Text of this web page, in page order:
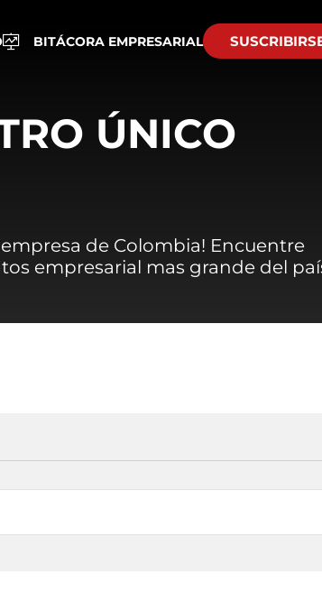
BITÁCORA EMPRESARIAL
ÚNICO
de Colombia! Encuentre
empresarial mas grande del